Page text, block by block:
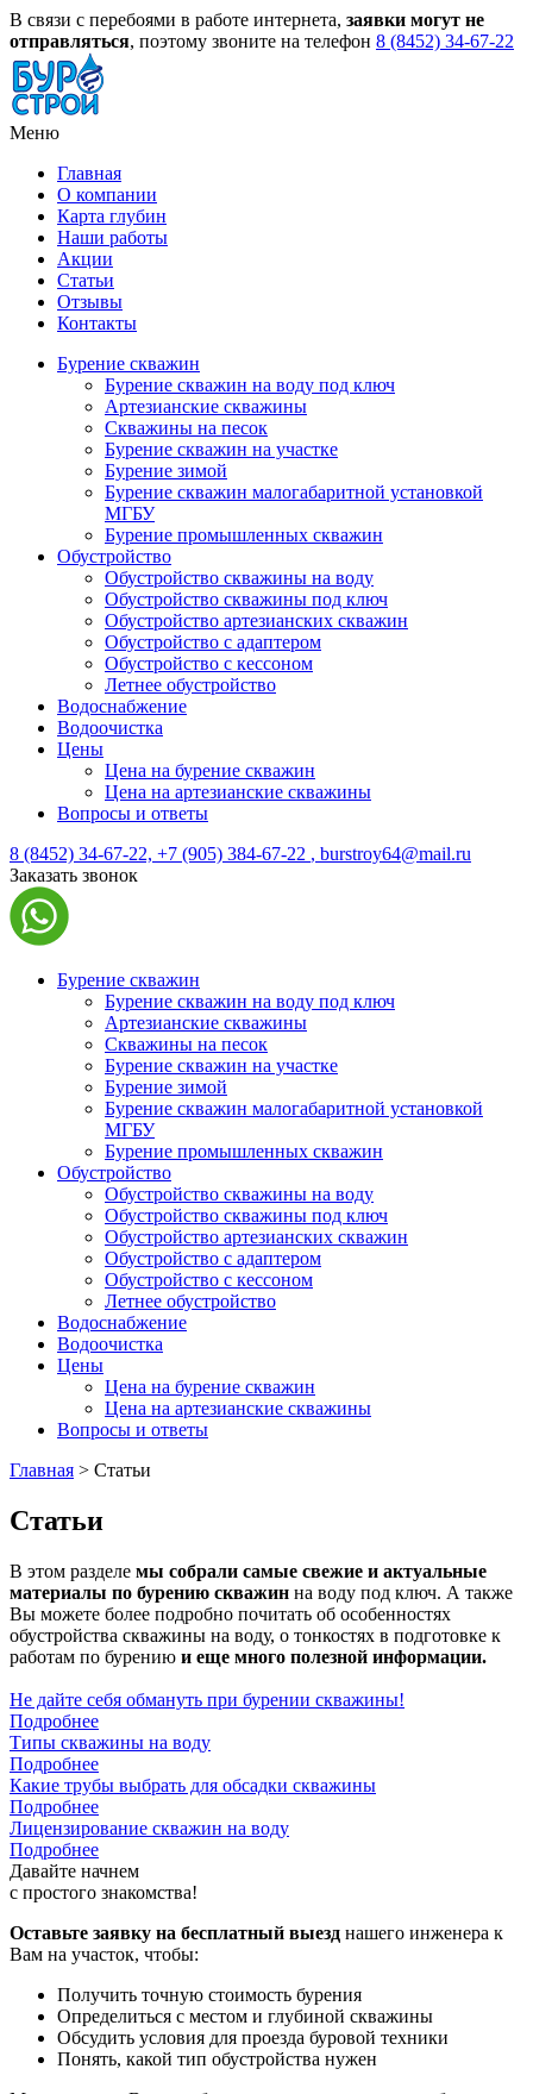
В связи с перебоями в работе интернета, заявки могут не
отправляться, поэтому звоните на телефон 8 (8452) 34-67-22
Меню
Главная
О компании
Карта глубин
Наши работы
Акции
Статьи
Отзывы
Контакты
Бурение скважин
Бурение скважин на воду под ключ
Артезианские скважины
Скважины на песок
Бурение скважин на участке
Бурение зимой
Бурение скважин малогабаритной установкой
МГБУ
Бурение промышленных скважин
Обустройство
Обустройство скважины на воду
Обустройство скважины под ключ
Обустройство артезианских скважин
Обустройство с адаптером
Обустройство с кессоном
Летнее обустройство
Водоснабжение
Водоочистка
Цены
Цена на бурение скважин
Цена на артезианские скважины
Вопросы и ответы
8 (8452) 34-67-22, +7 (905) 384-67-22 , burstroy64@mail.ru
Заказать звонок
Бурение скважин
Бурение скважин на воду под ключ
Артезианские скважины
Скважины на песок
Бурение скважин на участке
Бурение зимой
Бурение скважин малогабаритной установкой
МГБУ
Бурение промышленных скважин
Обустройство
Обустройство скважины на воду
Обустройство скважины под ключ
Обустройство артезианских скважин
Обустройство с адаптером
Обустройство с кессоном
Летнее обустройство
Водоснабжение
Водоочистка
Цены
Цена на бурение скважин
Цена на артезианские скважины
Вопросы и ответы
Главная > Статьи
Статьи
В этом разделе мы собрали самые свежие и актуальные
материалы по бурению скважин на воду под ключ. А также
Вы можете более подробно почитать об особенностях
обустройства скважины на воду, о тонкостях в подготовке к
работам по бурению и еще много полезной информации.
Не дайте себя обмануть при бурении скважины!
Подробнее
Типы скважины на воду
Подробнее
Какие трубы выбрать для обсадки скважины
Подробнее
Лицензирование скважин на воду
Подробнее
Давайте начнем
с простого знакомства!
Оставьте заявку на бесплатный выезд нашего инженера к
Вам на участок, чтобы:
Получить точную стоимость бурения
Определиться с местом и глубиной скважины
Обсудить условия для проезда буровой техники
Понять, какой тип обустройства нужен